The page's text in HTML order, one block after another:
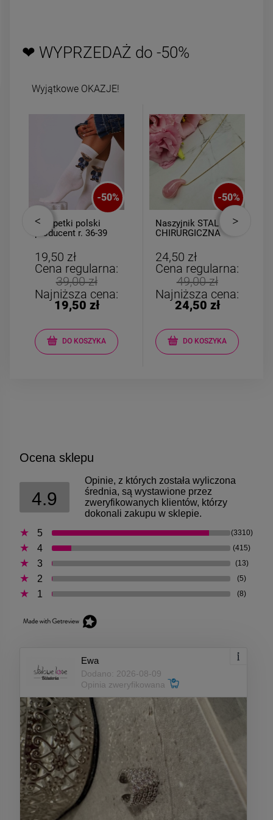
Kolczyki STAL
CHIRURGICZNA motylek
czarny
39,00 zł
Kolczyki STAL
CHIRURGICZNA
niebieski
DO KOSZYKA
❤ WYPRZEDAŻ do -50%
Wyjątkowe OKAZJE!
-50%
Skarpetki polski
producent r. 36-39
19,50 zł
Cena regularna:
39,00 zł
Najniższa cena:
19,50 zł
DO KOSZYKA
-50%
Naszyjnik STAL
CHIRURGICZNA
kryształ różowy
24,50 zł
Cena regularna:
49,00 zł
Najniższa cena:
24,50 zł
DO KOSZYKA
Ocena sklepu
4.9
Opinie, z których została wyliczona
średnia, są wystawione przez
zweryfikowanych klientów, którzy
dokonali zakupu w sklepie.
5
(3310)
4 (415)
3 (13)
2 (5)
1 (8)
Ewa
Dodano: 2026-08-09
Opinia zweryfikowana